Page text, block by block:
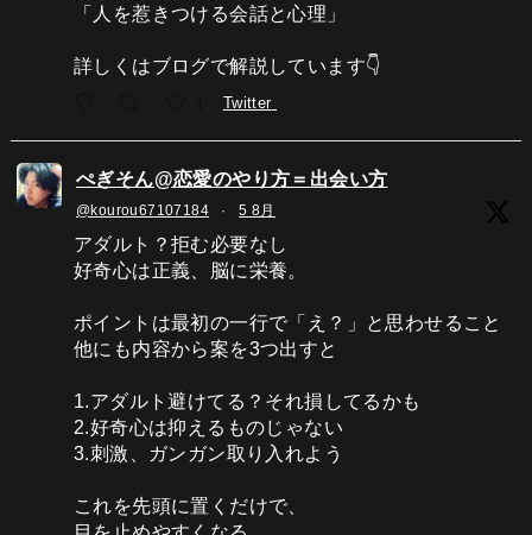
「人を惹きつける会話と心理」
詳しくはブログで解説しています👇
Twitter
ぺぎそん@恋愛のやり方＝出会い方
@kourou67107184 · 5 8月
アダルト？拒む必要なし
好奇心は正義、脳に栄養。
ポイントは最初の一行で「え？」と思わせること
他にも内容から案を3つ出すと
1.アダルト避けてる？それ損してるかも
2.好奇心は抑えるものじゃない
3.刺激、ガンガン取り入れよう
これを先頭に置くだけで、